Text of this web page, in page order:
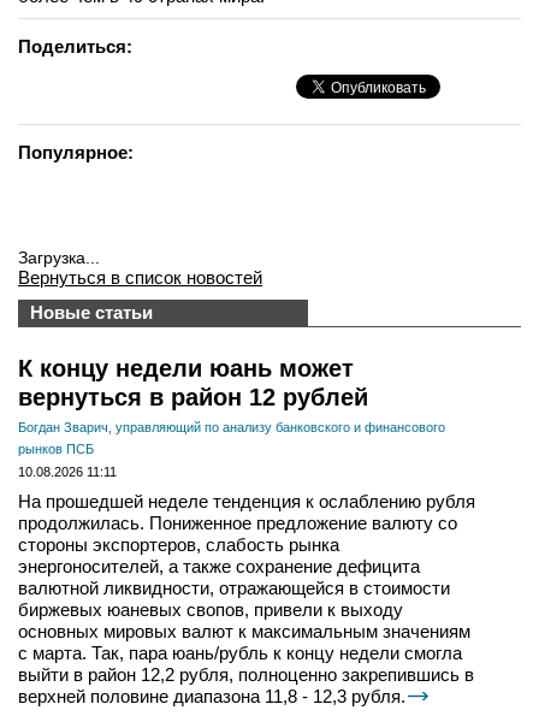
Поделиться:
Популярное:
Загрузка...
Вернуться в список новостей
Новые статьи
К концу недели юань может
вернуться в район 12 рублей
Богдан Зварич, управляющий по анализу банковского и финансового
рынков ПСБ
10.08.2026 11:11
На прошедшей неделе тенденция к ослаблению рубля
продолжилась. Пониженное предложение валюту со
стороны экспортеров, слабость рынка
энергоносителей, а также сохранение дефицита
валютной ликвидности, отражающейся в стоимости
биржевых юаневых свопов, привели к выходу
основных мировых валют к максимальным значениям
с марта. Так, пара юань/рубль к концу недели смогла
выйти в район 12,2 рубля, полноценно закрепившись в
верхней половине диапазона 11,8 - 12,3 рубля.